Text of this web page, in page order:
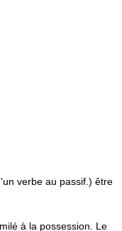
verbe au passif.) être
à la possession. Le